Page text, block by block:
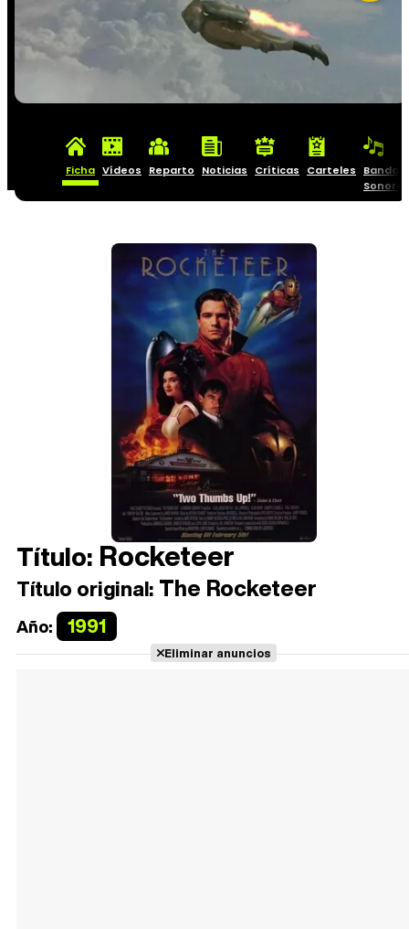
Ficha Vídeos Reparto Noticias Críticas Carteles
Banda
Sonora
Título: Rocketeer
Título original: The Rocketeer
Año: 1991
Eliminar anuncios